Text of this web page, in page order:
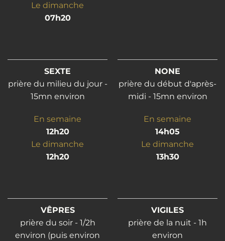
Le dimanche
07h20
SEXTE
prière du milieu du jour -
15mn environ
En semaine
12h20
Le dimanche
12h20
NONE
prière du début d'après-
midi - 15mn environ
En semaine
14h05
Le dimanche
13h30
VÊPRES
prière du soir - 1/2h
environ (puis environ
VIGILES
prière de la nuit - 1h
environ